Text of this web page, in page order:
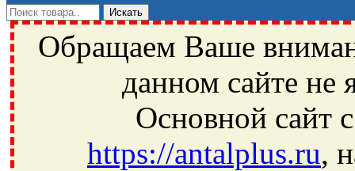
Обращаем Ваше
данном сайте не
Основной сайт
https://antalplus.ru,